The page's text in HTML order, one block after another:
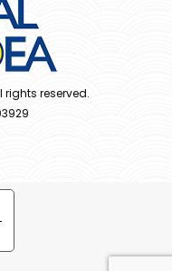
rights reserved.